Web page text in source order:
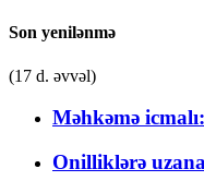
Son yenilənmə
(17 d. əvvəl)
Məhkəmə
Onilliklərə